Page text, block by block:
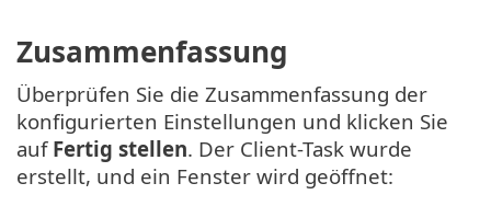
Zusammenfassung
Überprüfen Sie die Zusammenfassung der
konfigurierten Einstellungen und klicken Sie
auf Fertig stellen. Der Client-Task wurde
erstellt, und ein Fenster wird geöffnet: